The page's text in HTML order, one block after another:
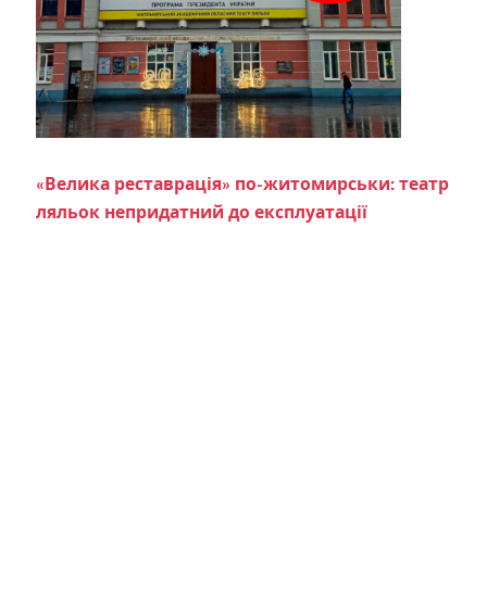
«Велика реставрація» по-житомирськи: театр
ляльок непридатний до експлуатації